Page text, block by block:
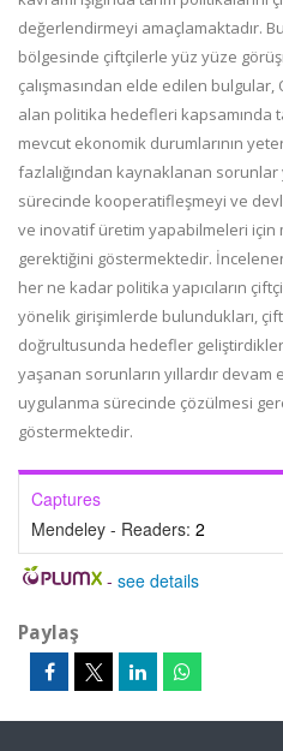
değerlendirmeyi amaçlamaktadır.
bölgesinde çiftçilerle yüz yüze
çalışmasından elde edilen bulgular,
alan politika hedefleri kapsamında
mevcut ekonomik durumlarının
fazlalığından kaynaklanan sorunlar
sürecinde kooperatifleşmeyi ve
ve inovatif üretim yapabilmeleri için
gerektiğini göstermektedir.
her ne kadar politika yapıcıların
yönelik girişimlerde bulundukları,
doğrultusunda hedefler
yaşanan sorunların yıllardır devam
uygulanma sürecinde çözülmesi
göstermektedir.
Captures
Mendeley - Readers: 2
- see details
Paylaş